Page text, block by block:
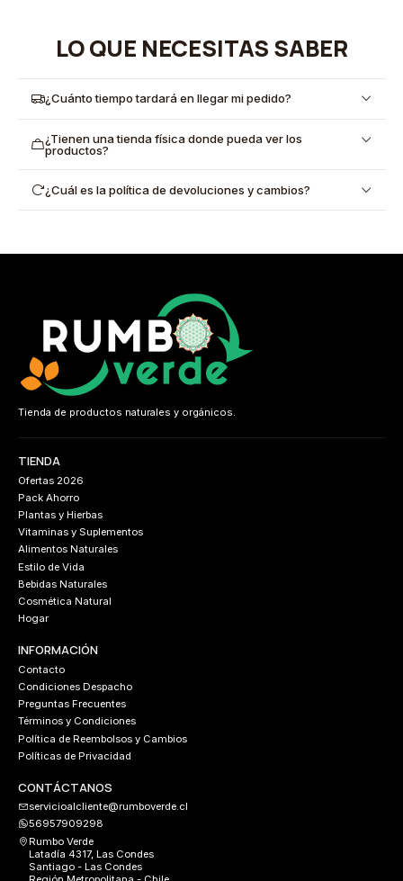
LO QUE NECESITAS SABER
¿Cuánto tiempo tardará en llegar mi pedido?
¿Tienen una tienda física donde pueda ver los
productos?
¿Cuál es la política de devoluciones y cambios?
Tienda de productos naturales y orgánicos.
TIENDA
Ofertas 2026
Pack Ahorro
Plantas y Hierbas
Vitaminas y Suplementos
Alimentos Naturales
Estilo de Vida
Bebidas Naturales
Cosmética Natural
Hogar
INFORMACIÓN
Contacto
Condiciones Despacho
Preguntas Frecuentes
Términos y Condiciones
Política de Reembolsos y Cambios
Políticas de Privacidad
CONTÁCTANOS
servicioalcliente@rumboverde.cl
56957909298
Rumbo Verde
Latadía 4317, Las Condes
Santiago - Las Condes